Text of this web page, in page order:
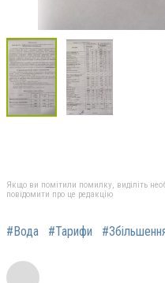
Якщо ви помітили помилку, виділіть
повідомити про це редакцію
#Вода #Тарифи